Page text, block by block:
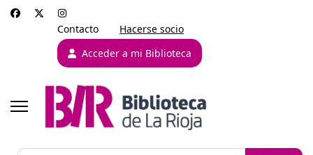
Contacto
Hacerse socio
Acceder a mi Biblioteca